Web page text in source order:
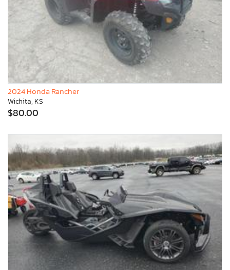
2024 Honda Rancher
Wichita, KS
$80.00